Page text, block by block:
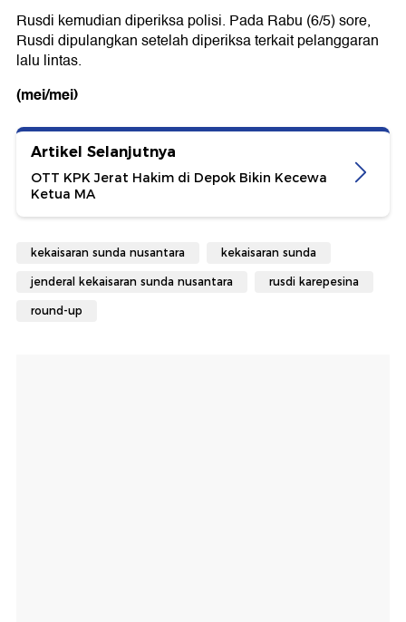
Rusdi kemudian diperiksa polisi. Pada Rabu (6/5) sore,
Rusdi dipulangkan setelah diperiksa terkait pelanggaran
lalu lintas.
(mei/mei)
Artikel Selanjutnya
OTT KPK Jerat Hakim di Depok Bikin Kecewa
Ketua MA
kekaisaran sunda nusantara kekaisaran sunda
jenderal kekaisaran sunda nusantara rusdi karepesina
round-up